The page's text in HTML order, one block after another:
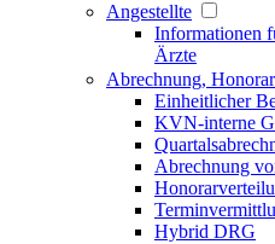
Angestellte
Informationen
Ärzte
Abrechnung,
Einheitlicher
KVN-interne
Abrechnung
Hybrid DRG